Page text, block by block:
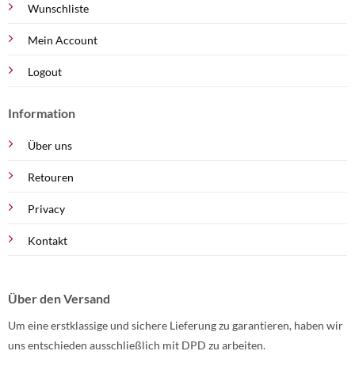
Wunschliste
Mein Account
Logout
Information
Über uns
Retouren
Privacy
Kontakt
Über den Versand
Um eine erstklassige und sichere Lieferung zu garantieren, haben wir
uns entschieden ausschließlich mit DPD zu arbeiten.